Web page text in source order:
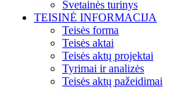
Svetainės turinys
TEISINĖ INFORMACIJA
Teisės forma
Teisės aktai
Teisės aktų projektai
Tyrimai ir analizės
Teisės aktų pažeidimai